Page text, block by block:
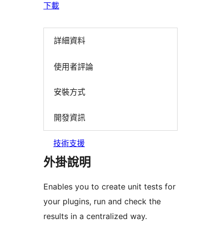
下載
詳細資料
使用者評論
安裝方式
開發資訊
技術支援
外掛說明
Enables you to create unit tests for
your plugins, run and check the
results in a centralized way.